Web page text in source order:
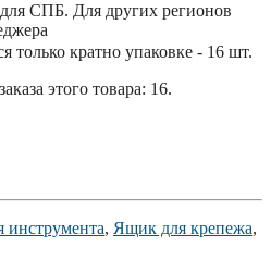
СПБ. Для других регионов
только кратно упаковке - 16 шт.
этого товара: 16.
инструмента, Ящик для крепежа,